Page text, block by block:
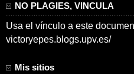
NO PLAGIES, VINCULA
Usa el vínculo a este
victoryepes.blogs.upv.es/
Mis sitios